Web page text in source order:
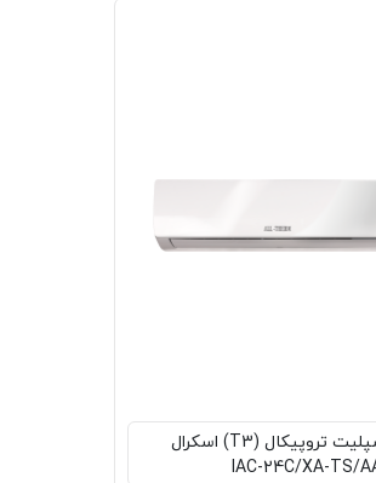
کولر اسپلیت تروپیکال (T3) اسکرال